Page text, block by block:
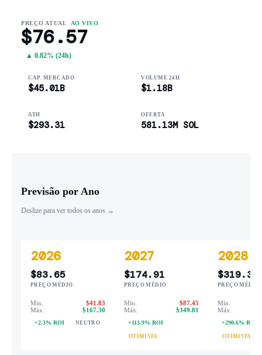
PREÇO ATUAL AO VIVO
$76.57
▲ 0.82% (24h)
CAP. MERCADO
$45.01B
VOLUME 24H
$1.18B
ATH
$293.31
OFERTA
581.13M SOL
Previsão por Ano
Deslize para ver todos os anos →
2026
$83.65
PREÇO MÉDIO
Mín.
$41.83
Máx.
$167.30
+2.3% ROI NEUTRO
2027
$174.91
PREÇO MÉDIO
Mín.
$87.45
Máx.
$349.81
+113.9% ROI
OTIMISTA
2028
$319.39
PREÇO MÉDIO
Mín.
Máx.
+290.6% ROI
OTIMISTA